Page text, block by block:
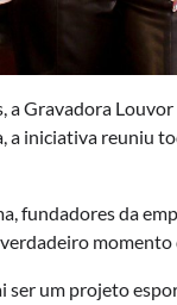
a Gravadora
a iniciativa reuniu
fundadores da
um projeto